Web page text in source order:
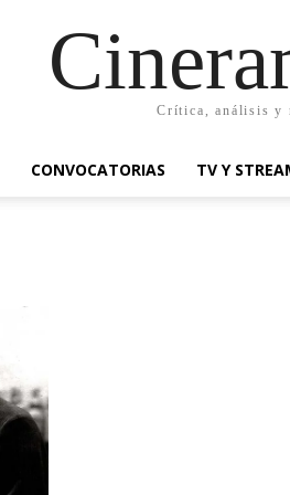
Crítica, análisis y
CONVOCATORIAS TV Y